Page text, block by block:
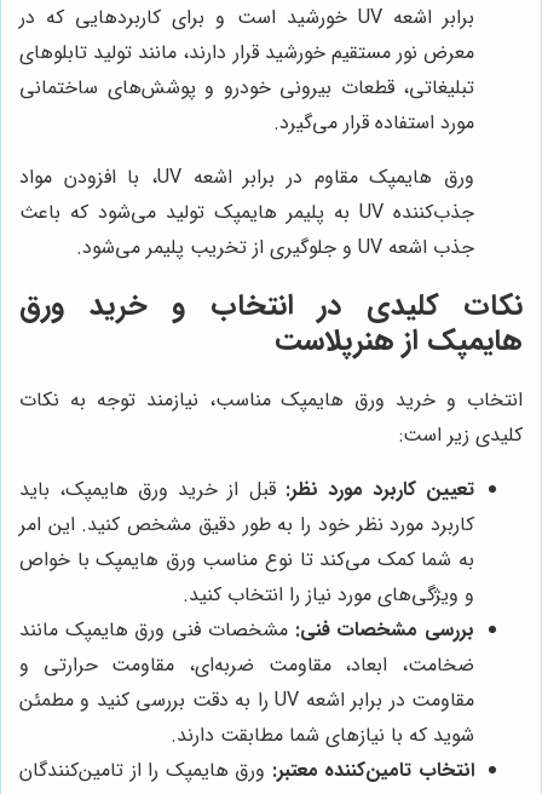
برابر اشعه UV خورشید است و برای کاربردهایی که در
معرض نور مستقیم خورشید قرار دارند، مانند تولید تابلوهای
تبلیغاتی، قطعات بیرونی خودرو و پوشش‌های ساختمانی
مورد استفاده قرار می‌گیرد.
ورق هایمپک مقاوم در برابر اشعه UV، با افزودن مواد
جذب‌کننده UV به پلیمر هایمپک تولید می‌شود که باعث
جذب اشعه UV و جلوگیری از تخریب پلیمر می‌شود.
نکات کلیدی در انتخاب و خرید ورق
هایمپک از هنرپلاست
انتخاب و خرید ورق هایمپک مناسب، نیازمند توجه به نکات
کلیدی زیر است:
تعیین کاربرد مورد نظر: قبل از خرید ورق هایمپک، باید
کاربرد مورد نظر خود را به طور دقیق مشخص کنید. این امر
به شما کمک می‌کند تا نوع مناسب ورق هایمپک با خواص
و ویژگی‌های مورد نیاز را انتخاب کنید.
بررسی مشخصات فنی: مشخصات فنی ورق هایمپک مانند
ضخامت، ابعاد، مقاومت ضربه‌ای، مقاومت حرارتی و
مقاومت در برابر اشعه UV را به دقت بررسی کنید و مطمئن
شوید که با نیازهای شما مطابقت دارند.
انتخاب تامین‌کننده معتبر: ورق هایمپک را از تامین‌کنندگان